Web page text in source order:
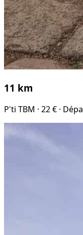
11 km
P'ti TBM · 22 € ·